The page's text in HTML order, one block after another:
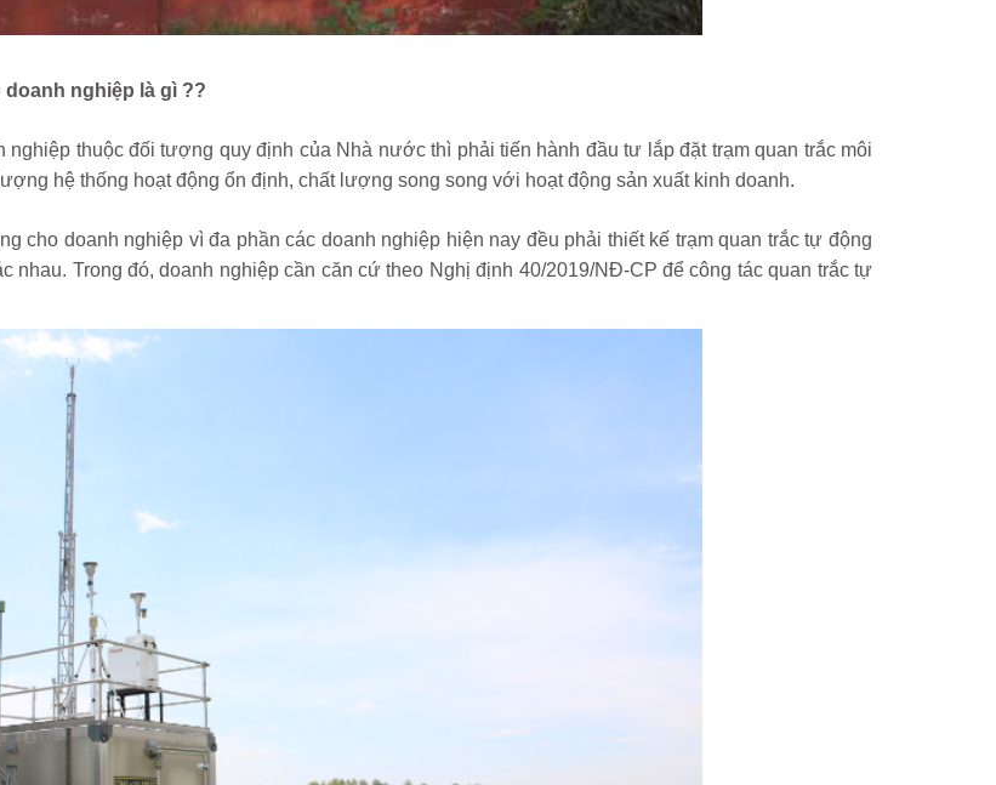
doanh nghiệp là gì ??
thuộc đối tượng quy định của Nhà nước thì phải tiến hành đầu tư lắp đặt trạm quan trắc môi
hệ thống hoạt động ổn định, chất lượng song song với hoạt động sản xuất kinh doanh.
cho doanh nghiệp vì đa phần các doanh nghiệp hiện nay đều phải thiết kế trạm quan trắc tự động
Trong đó, doanh nghiệp cần căn cứ theo Nghị định 40/2019/NĐ-CP để công tác quan trắc tự